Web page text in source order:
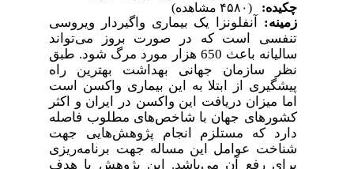
چکیده:
زمینه:آنفلونزا یک بیماری واگیردار ویروسی
تنفسی است که در صورت بروز میتواند
سالیانه باعث 650 هزار مورد مرگ شود. طبق
نظر سازمان جهانی بهداشت بهترین راه
پیشگیری از ابتلا به این بیماری واکسن است
اما میزان دریافت این واکسن در ایران و اکثر
کشورهای جهان با شاخصهای مطلوب فاصله
دارد که مستلزم انجام پژوهشهایی جهت
شناخت عوامل این مساله جهت برنامهریزی
برای رفع آن میباشد. این پژوهش با هدف